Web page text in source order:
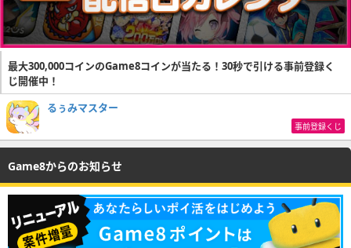
最大300,000コインのGame8コインが当たる！30秒で引ける事前登録く
じ開催中！
るぅみマスター
事前登録くじ
Game8からのお知らせ